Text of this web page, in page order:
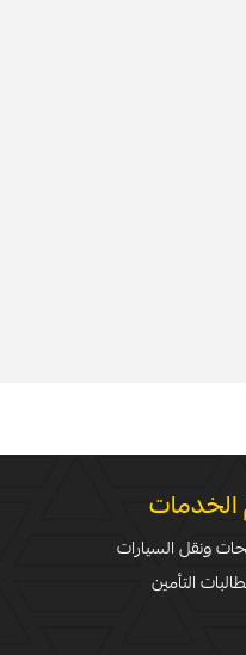
الخدمات
ونقل السيارات
التأمين